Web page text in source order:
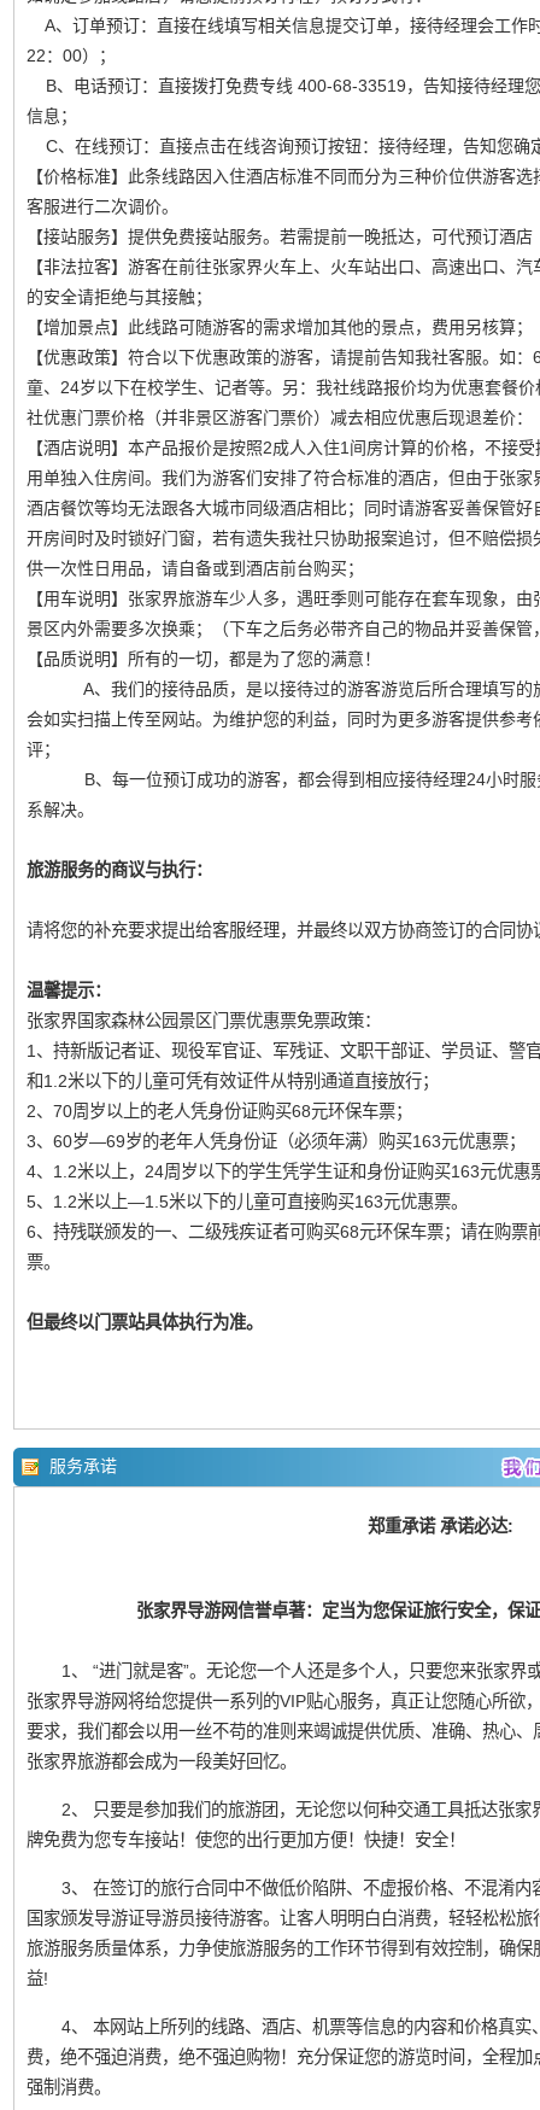
A、订单预订：直接在线填写相关信息提交订单，接待经理会工作
22：00）；
B、电话预订：直接拨打免费专线 400-68-33519，告知接待经理
信息；
C、在线预订：直接点击在线咨询预订按钮：接待经理，告知您确
【价格标准】此条线路因入住酒店标准不同而分为三种价位供游客
客服进行二次调价。
【接站服务】提供免费接站服务。若需提前一晚抵达，可代预订酒
【非法拉客】游客在前往张家界火车上、火车站出口、高速出口、
的安全请拒绝与其接触；
【增加景点】此线路可随游客的需求增加其他的景点，费用另核算；
【优惠政策】符合以下优惠政策的游客，请提前告知我社客服。如
童、24岁以下在校学生、记者等。另：我社线路报价均为优惠套餐
社优惠门票价格（并非景区游客门票价）减去相应优惠后现退差价：
【酒店说明】本产品报价是按照2成人入住1间房计算的价格，不接
用单独入住房间。我们为游客们安排了符合标准的酒店，但由于张
酒店餐饮等均无法跟各大城市同级酒店相比；同时请游客妥善保管
开房间时及时锁好门窗，若有遗失我社只协助报案追讨，但不赔偿
供一次性日用品，请自备或到酒店前台购买；
【用车说明】张家界旅游车少人多，遇旺季则可能存在套车现象，
景区内外需要多次换乘；（下车之后务必带齐自己的物品并妥善保
【品质说明】所有的一切，都是为了您的满意！
A、我们的接待品质，是以接待过的游客游览后所合理填写的
会如实扫描上传至网站。为维护您的利益，同时为更多游客提供参
评；
B、每一位预订成功的游客，都会得到相应接待经理24小时服
系解决。
旅游服务的商议与执行：
请将您的补充要求提出给客服经理，并最终以双方协商签订的合同协
温馨提示：
张家界国家森林公园景区门票优惠票免票政策：
1、持新版记者证、现役军官证、军残证、文职干部证、学员证、警
和1.2米以下的儿童可凭有效证件从特别通道直接放行；
2、70周岁以上的老人凭身份证购买68元环保车票；
3、60岁—69岁的老年人凭身份证（必须年满）购买163元优惠票；
4、1.2米以上，24周岁以下的学生凭学生证和身份证购买163元优惠
5、1.2米以上—1.5米以下的儿童可直接购买163元优惠票。
6、持残联颁发的一、二级残疾证者可购买68元环保车票；请在购票
票。
但最终以门票站具体执行为准。
服务承诺
郑重承诺 承诺必达:
张家界导游网信誉卓著：定当为您保证旅行安全，保
1、 “进门就是客”。无论您一个人还是多个人，只要您来张家
张家界导游网将给您提供一系列的VIP贴心服务，真正让您随心所欲
要求，我们都会以用一丝不苟的准则来竭诚提供优质、准确、热心
张家界旅游都会成为一段美好回忆。
2、 只要是参加我们的旅游团，无论您以何种交通工具抵达张
牌免费为您专车接站！使您的出行更加方便！快捷！安全！
3、 在签订的旅行合同中不做低价陷阱、不虚报价格、不混淆
国家颁发导游证导游员接待游客。让客人明明白白消费，轻轻松松
旅游服务质量体系，力争使旅游服务的工作环节得到有效控制，确
益!
4、 本网站上所列的线路、酒店、机票等信息的内容和价格真
费，绝不强迫消费，绝不强迫购物！充分保证您的游览时间，全程
强制消费。